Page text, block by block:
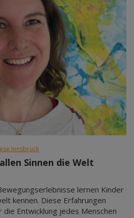
Innsbruck
Sinnen die Welt
lernen Kinder
kennen. Diese Erfahrungen
die Entwicklung jedes Menschen